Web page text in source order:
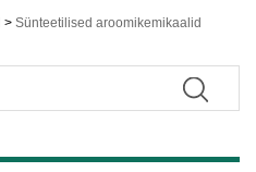
> Sünteetilised aroomikemikaalid